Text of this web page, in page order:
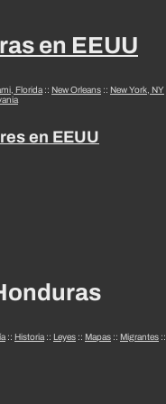
en EEUU
Florida :: New Orleans :: New York, NY
en EEUU
:: Historia :: Leyes :: Mapas :: Migrantes ::